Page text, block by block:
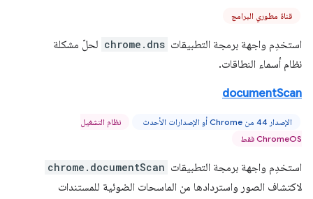
قناة مطوري البرامج
استخدِم واجهة برمجة التطبيقات chrome.dns لحلّ مشكلة
نظام أسماء النطاقات.
documentScan
الإصدار 44 من Chrome أو الإصدارات الأحدث
نظام التشغيل
ChromeOS فقط
استخدِم واجهة برمجة التطبيقات chrome.documentScan
لاكتشاف الصور واستردادها من الماسحات الضوئية للمستندات